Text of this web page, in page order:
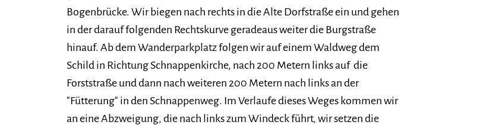
Bogenbrücke. Wir biegen nach rechts in die Alte Dorfstraße ein und gehen
in der darauf folgenden Rechtskurve geradeaus weiter die Burgstraße
hinauf. Ab dem Wanderparkplatz folgen wir auf einem Waldweg dem
Schild in Richtung Schnappenkirche, nach 200 Metern links auf die
Forststraße und dann nach weiteren 200 Metern nach links an der
"Fütterung" in den Schnappenweg. Im Verlaufe dieses Weges kommen wir
an eine Abzweigung, die nach links zum Windeck führt, wir setzen die